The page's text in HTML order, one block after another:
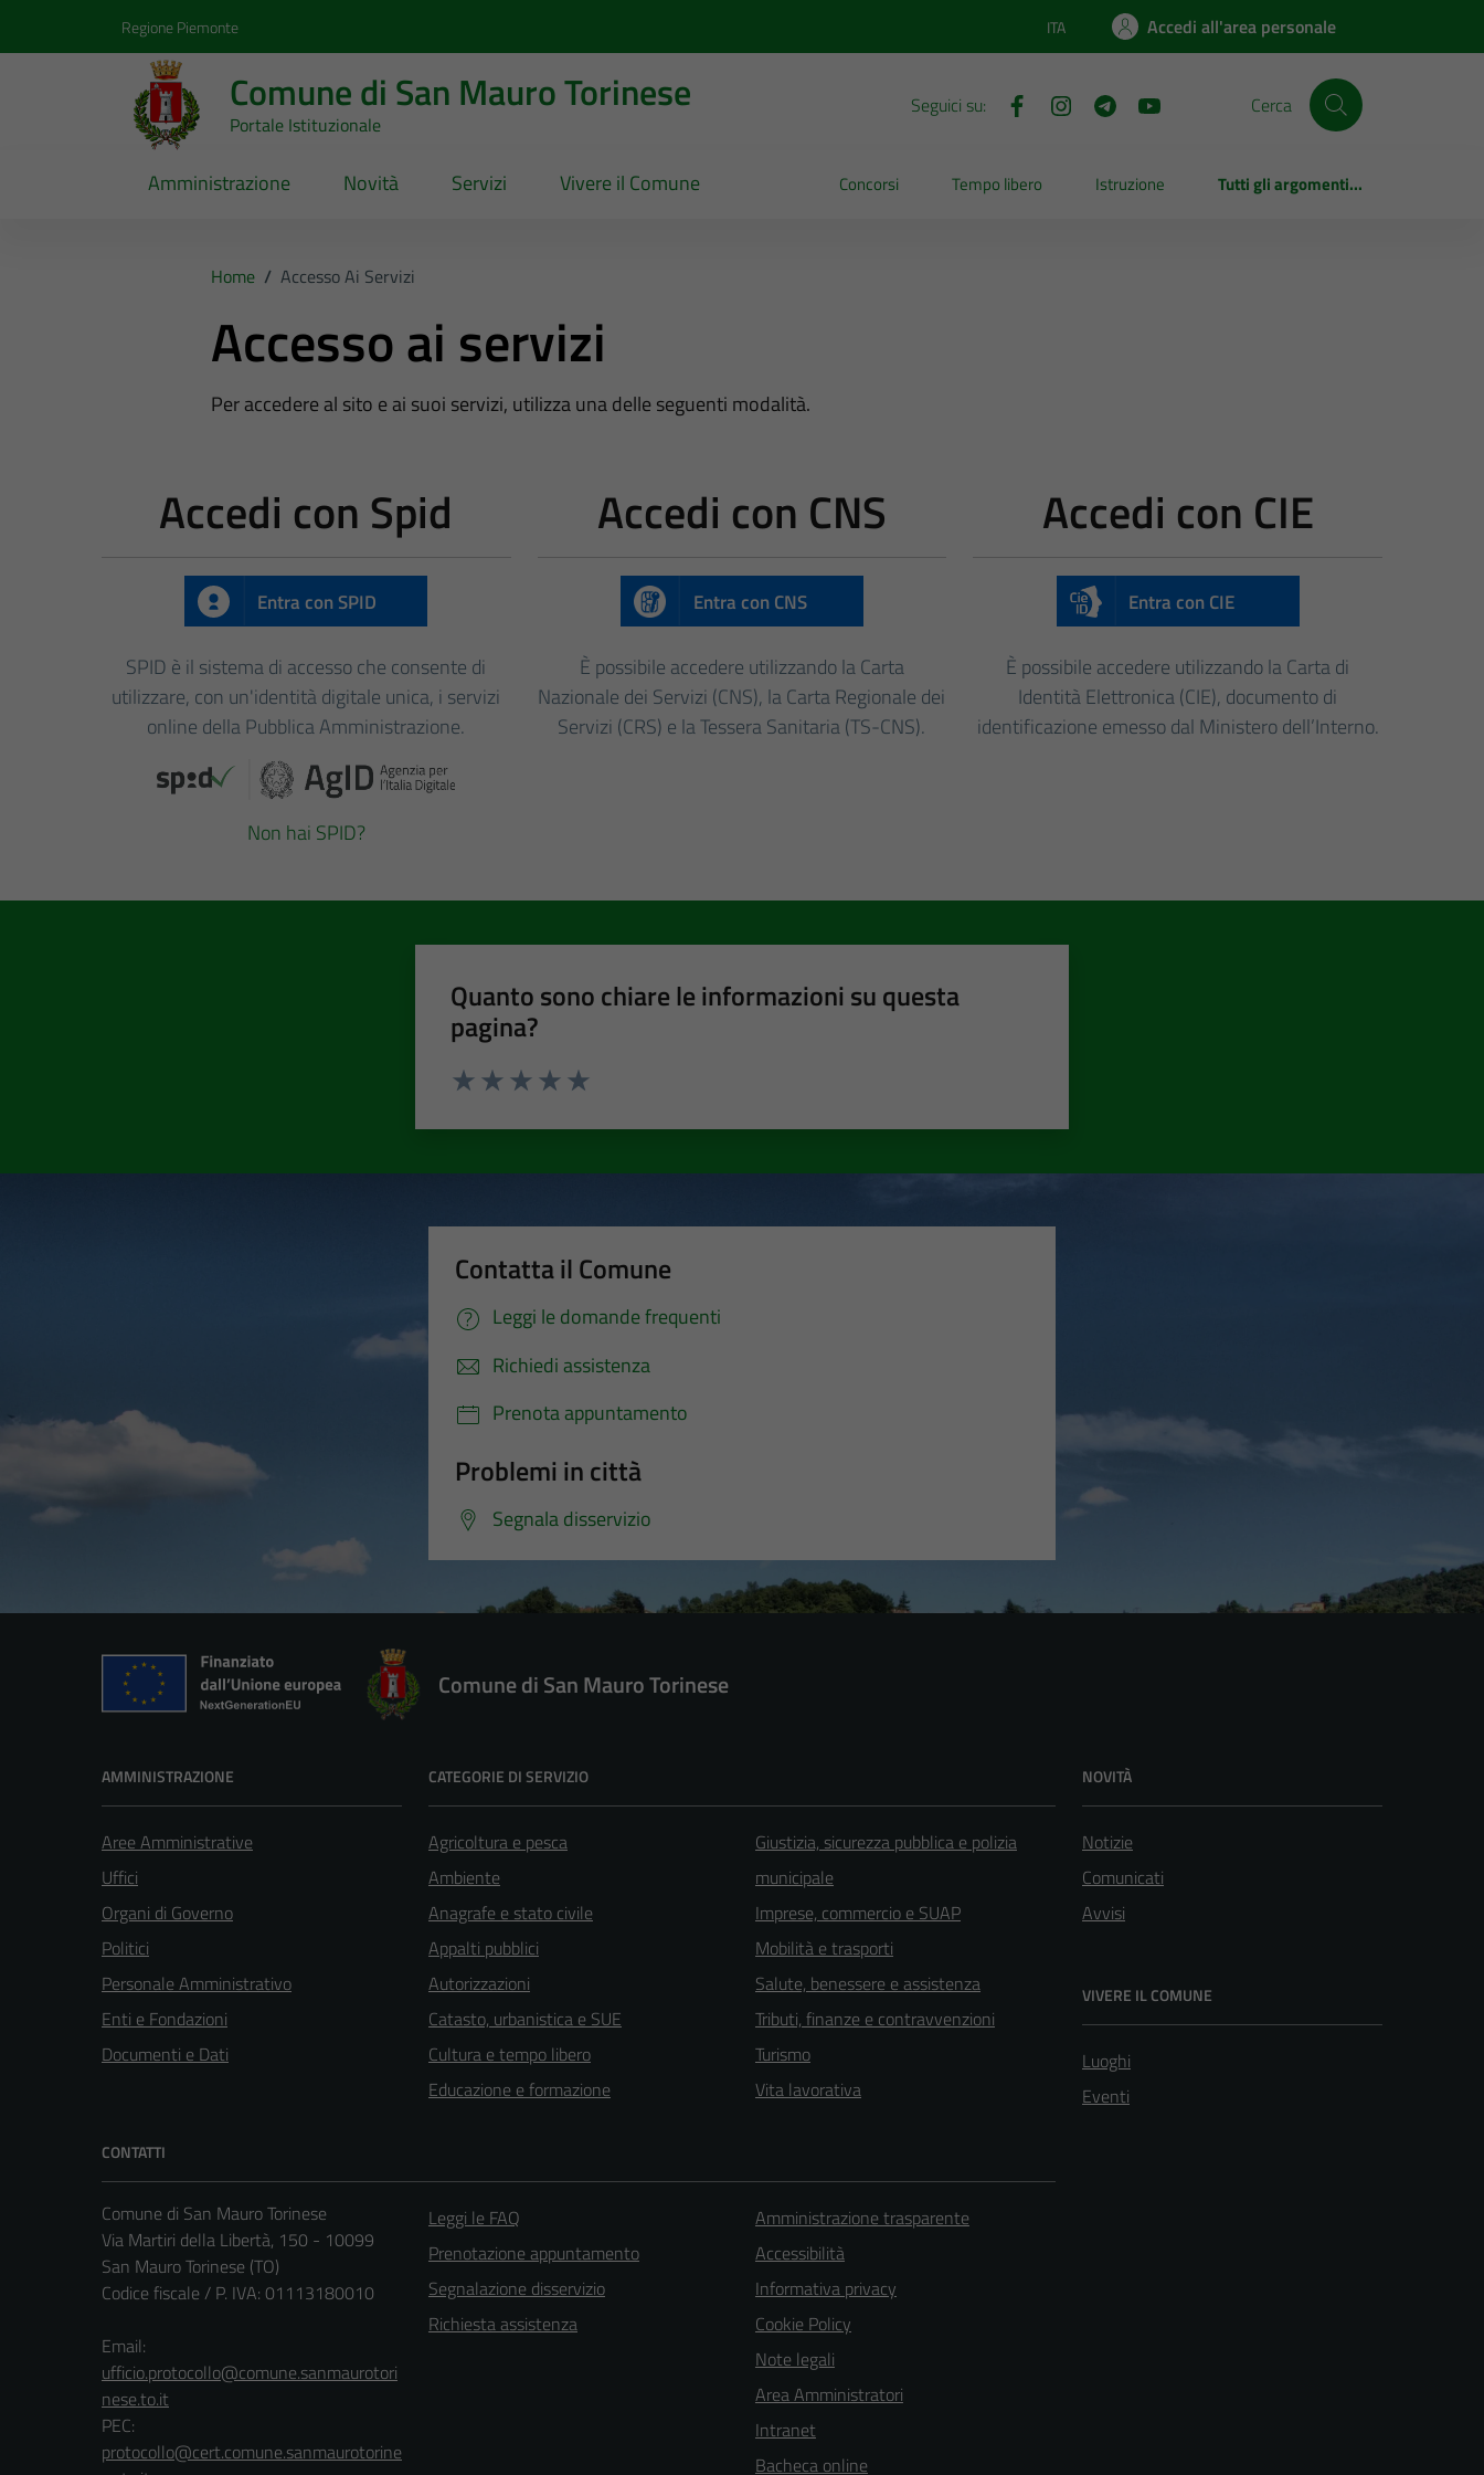
Regione Piemonte Lingua attiva:
ITA Accedi all'area personale
Comune di San Mauro Torinese
Portale Istituzionale
Seguici su: Cerca
Amministrazione Novità Servizi Vivere il Comune Concorsi Tempo libero Istruzione Tutti gli argomenti...
Home / Accesso Ai Servizi
Accesso ai servizi
Per accedere al sito e ai suoi servizi, utilizza una delle seguenti modalità.
Accedi con Spid
Entra con SPID
SPID è il sistema di accesso che consente di
utilizzare, con un'identità digitale unica, i servizi
online della Pubblica Amministrazione.
Non hai SPID?
Accedi con CNS
Entra con CNS
È possibile accedere utilizzando la Carta
Nazionale dei Servizi (CNS), la Carta Regionale dei
Servizi (CRS) e la Tessera Sanitaria (TS-CNS).
Accedi con CIE
Entra con CIE
È possibile accedere utilizzando la Carta di
Identità Elettronica (CIE), documento di
identificazione emesso dal Ministero dell’Interno.
Quanto sono chiare le informazioni su questa
pagina?
Contatta il Comune
Leggi le domande frequenti
Richiedi assistenza
Prenota appuntamento
Problemi in città
Segnala disservizio
Comune di San Mauro Torinese
AMMINISTRAZIONE
Aree Amministrative
Uffici
Organi di Governo
Politici
Personale Amministrativo
Enti e Fondazioni
Documenti e Dati
CATEGORIE DI SERVIZIO
Agricoltura e pesca
Ambiente
Anagrafe e stato civile
Appalti pubblici
Autorizzazioni
Catasto, urbanistica e SUE
Cultura e tempo libero
Educazione e formazione
Giustizia, sicurezza pubblica e polizia
municipale
Imprese, commercio e SUAP
Mobilità e trasporti
Salute, benessere e assistenza
Tributi, finanze e contravvenzioni
Turismo
Vita lavorativa
NOVITÀ
Notizie
Comunicati
Avvisi
VIVERE IL COMUNE
Luoghi
Eventi
CONTATTI
Comune di San Mauro Torinese
Via Martiri della Libertà, 150 - 10099
San Mauro Torinese (TO)
Codice fiscale / P. IVA: 01113180010
Email:
ufficio.protocollo@comune.sanmaurotori
nese.to.it
PEC:
protocollo@cert.comune.sanmaurotorine
Leggi le FAQ
Prenotazione appuntamento
Segnalazione disservizio
Richiesta assistenza
Amministrazione trasparente
Accessibilità
Informativa privacy
Cookie Policy
Note legali
Area Amministratori
Intranet
Bacheca online